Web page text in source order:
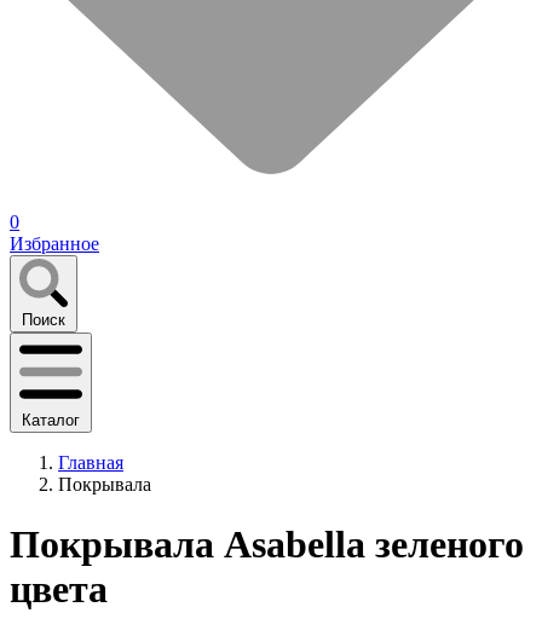
0
Избранное
Поиск
Каталог
Главная
Покрывала
Покрывала Asabella зеленого
цвета